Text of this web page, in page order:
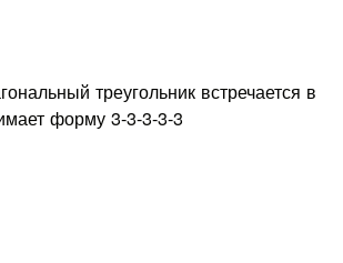
треугольник встречается в
форму 3-3-3-3-3